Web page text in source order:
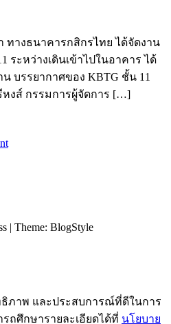
ทางธนาคารกสิกรไทย ได้จัดงาน
ระหว่างเดินเข้าไปในอาคาร ได้
บรรยากาศของ KBTG ชั้น 11
งส์ กรรมการผู้จัดการ […]
| Theme: BlogStyle
ภาพ และประสบการณ์ที่ดีในการ
ถศึกษารายละเอียดได้ที่ นโยบาย